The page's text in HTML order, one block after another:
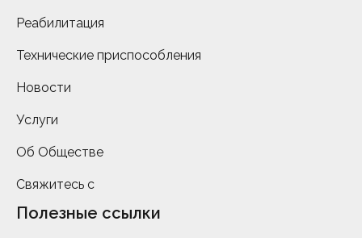
Реабилитация
Технические приспособления
Новости
Услуги
Об Обществе
Свяжитесь с
Полезные ссылки